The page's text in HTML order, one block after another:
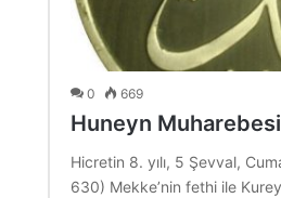
0 669
Huneyn Muharebesi
Hicretin 8. yılı, 5 Şevval,
630) Mekke’nin fethi ile